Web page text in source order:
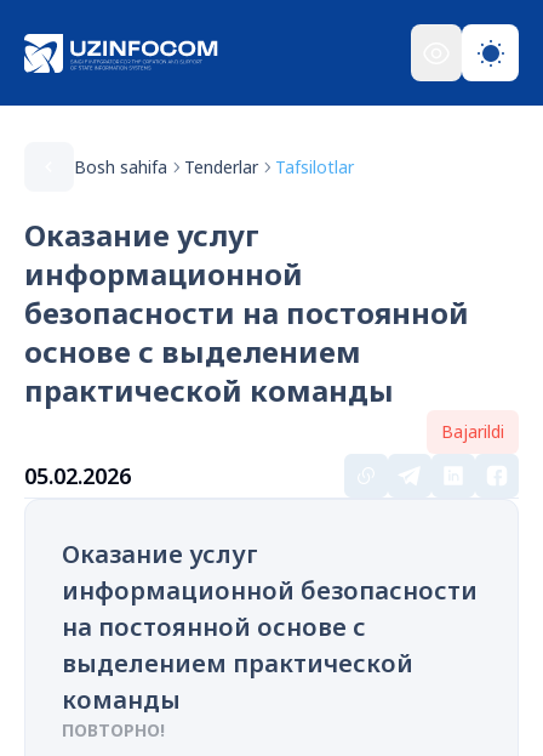
Bosh sahifa Tenderlar Tafsilotlar
Оказание услуг
информационной
безопасности на постоянной
основе с выделением
практической команды
Bajarildi
05.02.2026
Оказание услуг
информационной безопасности
на постоянной основе с
выделением практической
команды
ПОВТОРНО!